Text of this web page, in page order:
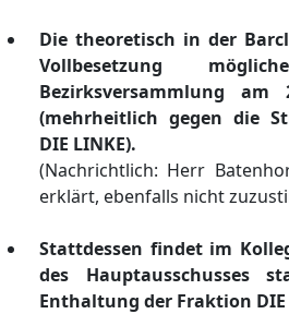
Die theoretisch in der
Vollbesetzung mö
Bezirksversammlung am
(mehrheitlich gegen die
DIE LINKE).
(Nachrichtlich: Herr
erklärt, ebenfalls nicht
Stattdessen findetim
des Hauptausschusses
Enthaltung der Fraktion DIE